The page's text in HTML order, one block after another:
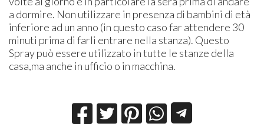
a dormire. Non utilizzare in presenza di bambini di età
inferiore ad un anno (in questo caso far attendere 30
minuti prima di farli entrare nella stanza). Questo
Spray può essere utilizzato in tutte le stanze della
casa,ma anche in ufficio o in macchina.